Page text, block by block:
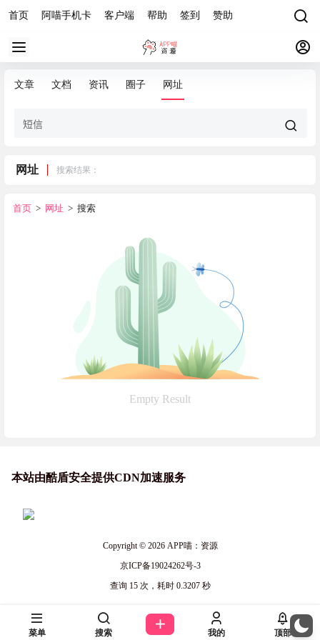
首页 阿喵手机卡 客户端 帮助 签到 赞助
文章 文档 资讯 圈子 网址
网址 搜索结果：
首页 > 网址 > 搜索
Empty Result
本站由酷盾安全提供CDN加速服务
Copyright © 2026APP喵：资源
京ICP备19024262号-3
查询 15 次，耗时 0.3207 秒
菜单 搜索 我的 顶部